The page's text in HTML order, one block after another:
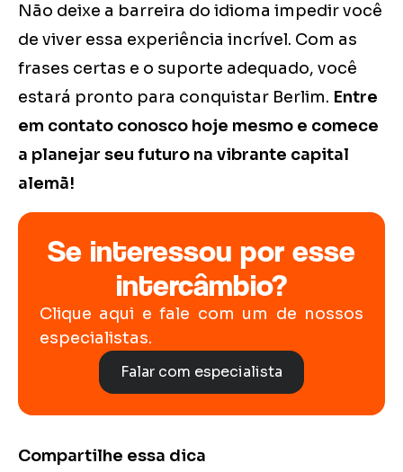
Não deixe a barreira do idioma impedir você
de viver essa experiência incrível. Com as
frases certas e o suporte adequado, você
estará pronto para conquistar Berlim. Entre
em contato conosco hoje mesmo e comece
a planejar seu futuro na vibrante capital
alemã!
Se interessou por esse
intercâmbio?
Clique aqui e fale com um de nossos
especialistas.
Falar com especialista
Compartilhe essa dica